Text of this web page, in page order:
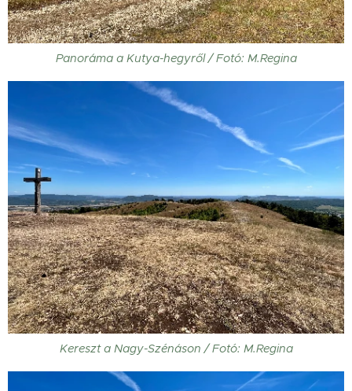
Panoráma a Kutya-hegyről / Fotó: M.Regina
Kereszt a Nagy-Szénáson / Fotó: M.Regina